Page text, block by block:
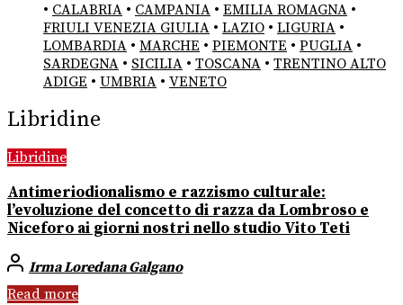
• CALABRIA • CAMPANIA • EMILIA ROMAGNA •
FRIULI VENEZIA GIULIA • LAZIO • LIGURIA •
LOMBARDIA • MARCHE • PIEMONTE • PUGLIA •
SARDEGNA • SICILIA • TOSCANA • TRENTINO ALTO
ADIGE • UMBRIA • VENETO
Libridine
Libridine
Antimeriodionalismo e razzismo culturale:
l’evoluzione del concetto di razza da Lombroso e
Niceforo ai giorni nostri nello studio Vito Teti
Irma Loredana Galgano
Read more